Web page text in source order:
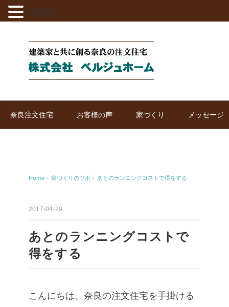
奈良注文住宅 お客様の声 家づくり メッセージ
Home › 家づくりのツボ › あとのランニングコストで得をする
2017-04-29
あとのランニングコストで
得をする
こんにちは、奈良の注文住宅を手掛ける
MENU